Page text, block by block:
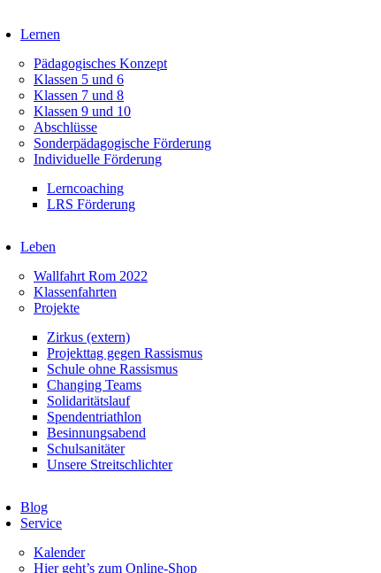
Lernen
Pädagogisches Konzept
Klassen 5 und 6
Klassen 7 und 8
Klassen 9 und 10
Abschlüsse
Sonderpädagogische Förderung
Individuelle Förderung
Lerncoaching
LRS Förderung
Leben
Wallfahrt Rom 2022
Klassenfahrten
Projekte
Zirkus (extern)
Projekttag gegen Rassismus
Schule ohne Rassismus
Changing Teams
Solidaritätslauf
Spendentriathlon
Besinnungsabend
Schulsanitäter
Unsere Streitschlichter
Blog
Service
Kalender
Hier geht’s zum Online-Shop